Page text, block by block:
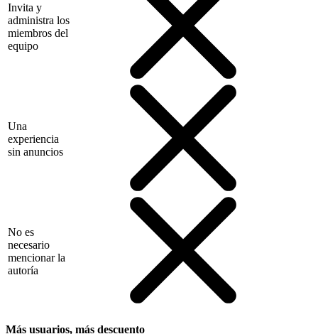
Invita y
administra los
miembros del
equipo
Una
experiencia
sin anuncios
No es
necesario
mencionar la
autoría
Más usuarios, más descuento